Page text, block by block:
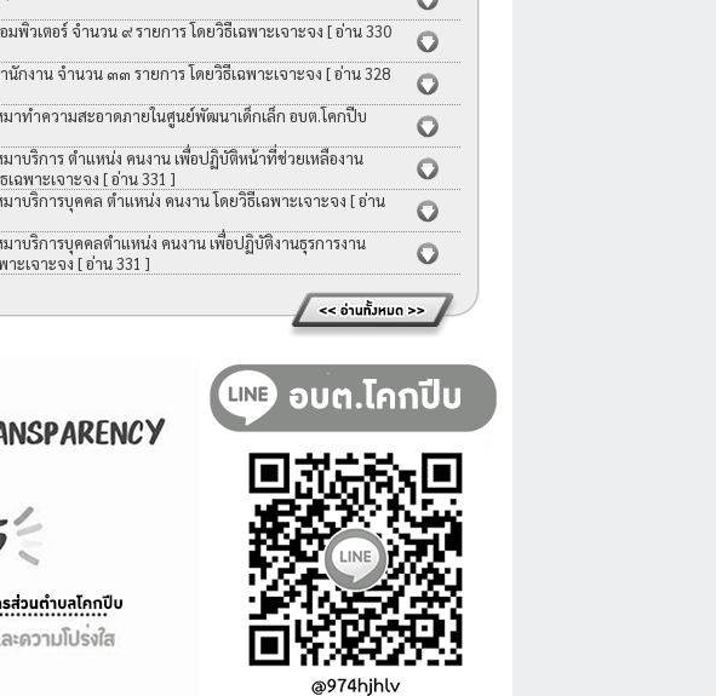
พิวเตอร์ จำนวน ๙ รายการ โดยวิธีเฉพาะเจาะจง [ อ่าน 330
กงาน จำนวน ๓๓ รายการ โดยวิธีเฉพาะเจาะจง [ อ่าน 328
มาทำความสะอาดภายในศูนย์พัฒนาเด็กเล็ก อบต.โคกปีบ
าบริการ ตำแหน่ง คนงาน เพื่อปฏิบัติหน้าที่ช่วยเหลืองาน
ฉพาะเจาะจง [ อ่าน 331 ]
าบริการบุคคล ตำแหน่ง คนงาน โดยวิธีเฉพาะเจาะจง [ อ่าน
าบริการบุคคลตำแหน่ง คนงาน เพื่อปฏิบัติงานธุรการงาน
ะเจาะจง [ อ่าน 331 ]